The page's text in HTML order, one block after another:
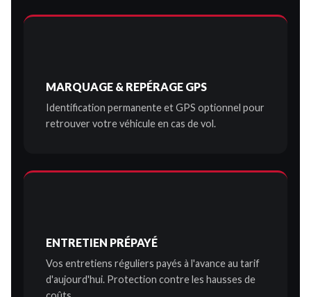
MARQUAGE & REPÉRAGE GPS
Identification permanente et GPS optionnel pour
retrouver votre véhicule en cas de vol.
ENTRETIEN PRÉPAYÉ
Vos entretiens réguliers payés à l'avance au tarif
d'aujourd'hui. Protection contre les hausses de